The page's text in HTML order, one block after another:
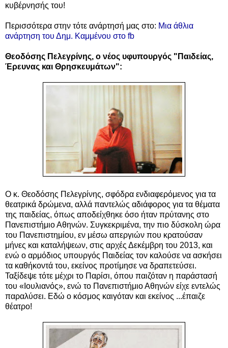
κυβέρνησής του!
Περισσότερα στην τότε ανάρτησή μας στο: Μια άθλια
ανάρτηση του Δημ. Καμμένου στο fb
Θεοδόσης Πελεγρίνης, ο νέος υφυπουργός "Παιδείας,
Έρευνας και Θρησκευμάτων":
Ο κ. Θεοδόσης Πελεγρίνης, σφόδρα ενδιαφερόμενος για τα
θεατρικά δρώμενα, αλλά παντελώς αδιάφορος για τα θέματα
της παιδείας, όπως αποδείχθηκε όσο ήταν πρύτανης στο
Πανεπιστήμιο Αθηνών. Συγκεκριμένα, την πιο δύσκολη ώρα
του Πανεπιστημίου, εν μέσω απεργιών που κρατούσαν
μήνες και καταλήψεων, στις αρχές Δεκέμβρη του 2013, και
ενώ ο αρμόδιος υπουργός Παιδείας τον καλούσε να ασκήσει
τα καθήκοντά του, εκείνος προτίμησε να δραπετεύσει.
Ταξίδεψε τότε μέχρι το Παρίσι, όπου παιζόταν η παράστασή
του «Ιουλιανός», ενώ το Πανεπιστήμιο Αθηνών είχε εντελώς
παραλύσει. Εδώ ο κόσμος καιγόταν και εκείνος ...έπαιζε
θέατρο!